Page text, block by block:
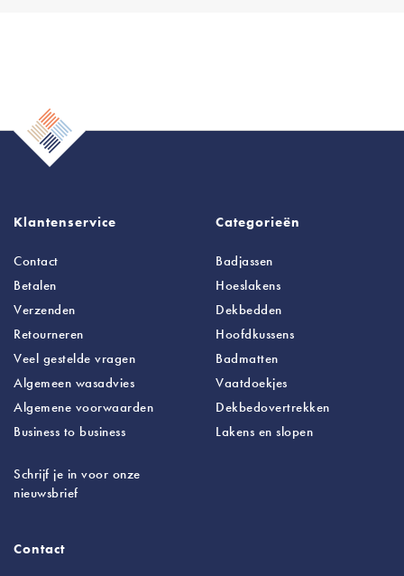
Klantenservice
Contact
Betalen
Verzenden
Retourneren
Veel gestelde vragen
Algemeen wasadvies
Algemene voorwaarden
Business to business
Schrijf je in voor onze
nieuwsbrief
Categorieën
Badjassen
Hoeslakens
Dekbedden
Hoofdkussens
Badmatten
Vaatdoekjes
Dekbedovertrekken
Lakens en slopen
Contact